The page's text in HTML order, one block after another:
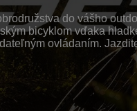
do vášho
bicyklom vďaka
ovládaním.